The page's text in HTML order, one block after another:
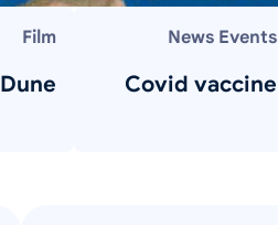
News Events
Covid vaccine
Film
Dune